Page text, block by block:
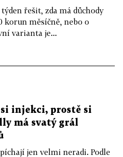
řešit, zda má důchody
korun měsíčně, nebo o
varianta je...
injekci, prostě si
má svatý grál
jen velmi neradi. Podle